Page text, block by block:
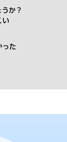
か？
い
った